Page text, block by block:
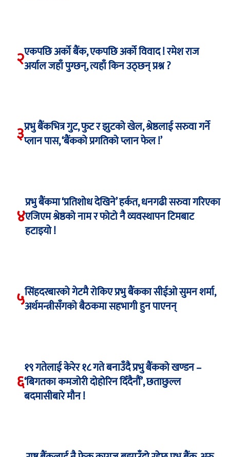
२एकपछि अर्को बैंक, एकपछि अर्को विवाद ! रमेश राज
अर्याल जहाँ पुग्छन्, त्यहाँ किन उठ्छन् प्रश्न ?
३प्रभु बैंकभित्र गुट, फुट र झुटको खेल, श्रेष्ठलाई सरुवा गर्ने
प्लान पास, ‘बैंकको प्रगतिको प्लान फेल !’
४
प्रभु बैंकमा ‘प्रतिशोध देखिने’ हर्कत, धनगढी सरुवा गरिएका
एजिएम श्रेष्ठको नाम र फोटो नै व्यवस्थापन टिमबाट
हटाइयो !
५सिंहदरबारको गेटमै रोकिए प्रभु बैंकका सीईओ सुमन शर्मा,
अर्थमन्त्रीसँगको बैठकमा सहभागी हुन पाएनन्
६
१९ गतेलाई केरेर १८ गते बनाउँदै प्रभु बैंकको खण्डन –
‘बिगतका कमजोरी दोहोरिन दिँदैनौं’, छताछुल्ल
बदमासीबारे मौन !